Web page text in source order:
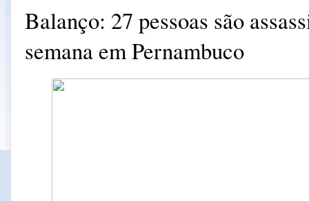
Balanço: 27 pessoas são
semana em Pernambuco